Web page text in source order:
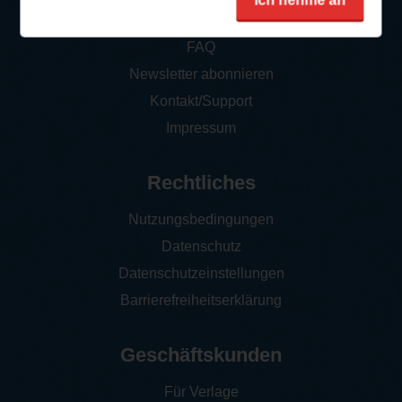
So funktioniert‘s
FAQ
Newsletter abonnieren
Kontakt/Support
Impressum
Rechtliches
Nutzungsbedingungen
Datenschutz
Datenschutzeinstellungen
Barrierefreiheitserklärung
Geschäftskunden
Für Verlage